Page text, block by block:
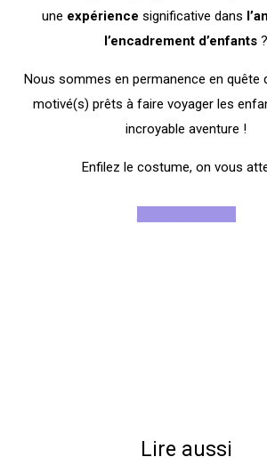
une expérience significative dans
l’encadrement d’enfants ?
Nous sommes en permanence en quête
motivé(s) prêts à faire voyager les
incroyable aventure !
Enfilez le costume, on vous
Lire aussi